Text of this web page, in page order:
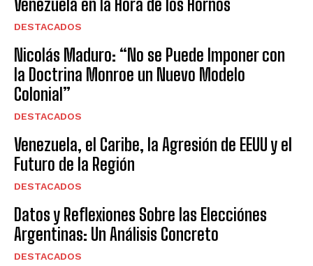
Venezuela en la Hora de los Hornos
DESTACADOS
Nicolás Maduro: “No se Puede Imponer con
la Doctrina Monroe un Nuevo Modelo
Colonial”
DESTACADOS
Venezuela, el Caribe, la Agresión de EEUU y el
Futuro de la Región
DESTACADOS
Datos y Reflexiones Sobre las Elecciónes
Argentinas: Un Análisis Concreto
DESTACADOS